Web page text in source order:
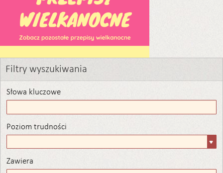
Filtry wyszukiwania
Słowa kluczowe
Poziom trudności
trudności
Zawiera